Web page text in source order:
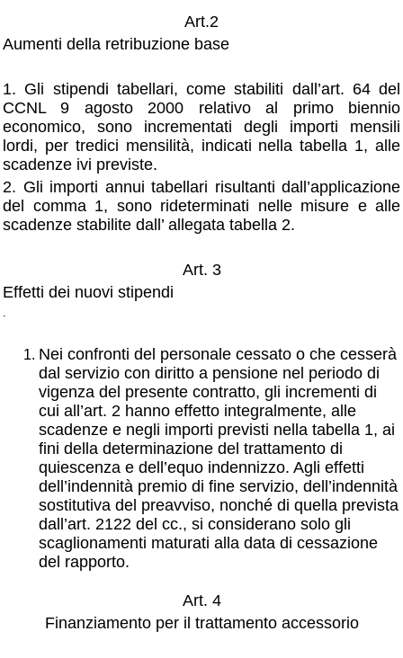
Art.2
Aumenti della retribuzione base
1. Gli stipendi tabellari, come stabiliti dall’art. 64 del
CCNL 9 agosto 2000 relativo al primo biennio
economico, sono incrementati degli importi mensili
lordi, per tredici mensilità, indicati nella tabella 1, alle
scadenze ivi previste.
2. Gli importi annui tabellari risultanti dall’applicazione
del comma 1, sono rideterminati nelle misure e alle
scadenze stabilite dall’ allegata tabella 2.
Art. 3
Effetti dei nuovi stipendi
.
Nei confronti del personale cessato o che cesserà
dal servizio con diritto a pensione nel periodo di
vigenza del presente contratto, gli incrementi di
cui all’art. 2 hanno effetto integralmente, alle
scadenze e negli importi previsti nella tabella 1, ai
fini della determinazione del trattamento di
quiescenza e dell’equo indennizzo. Agli effetti
dell’indennità premio di fine servizio, dell’indennità
sostitutiva del preavviso, nonché di quella prevista
dall’art. 2122 del cc., si considerano solo gli
scaglionamenti maturati alla data di cessazione
del rapporto.
Art. 4
Finanziamento per il trattamento accessorio